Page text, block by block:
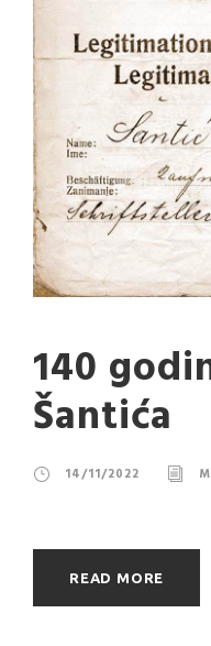
140
Šantića
14/11/2022
READ MORE